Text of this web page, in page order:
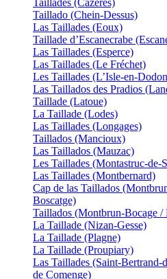
Taillades (Cazères)
Taillado (Chein-Dessus)
Las Taillades (Eoux)
Taillade d’Escanecrabe
Las Taillades (Esperce)
Las Taillades (Le Fréchet)
Les Taillades (L’Isle-en-
Las Taillados des Pradios
Taillade (Latoue)
La Taillade (Lodes)
Las Taillades (Longages)
Taillados (Mancioux)
Las Taillados (Mauzac)
Les Taillades (Montastruc-de-
Las Taillades (Montbernard)
Cap de las Taillados
Boscatge)
Taillados (Montbrun-Bocage /
La Taillade (Nizan-Gesse)
La Taillade (Plagne)
La Taillade (Proupiary)
Las Taillades (Saint-Bertrand-
de Comenge)